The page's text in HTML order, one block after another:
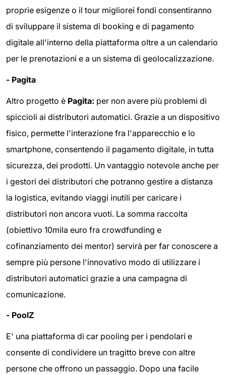
proprie esigenze o il tour migliorei fondi consentiranno
di sviluppare il sistema di booking e di pagamento
digitale all'interno della piattaforma oltre a un calendario
per le prenotazioni e a un sistema di geolocalizzazione.
- Pagita
Altro progetto è Pagita: per non avere più problemi di
spiccioli ai distributori automatici. Grazie a un dispositivo
fisico, permette l'interazione fra l'apparecchio e lo
smartphone, consentendo il pagamento digitale, in tutta
sicurezza, dei prodotti. Un vantaggio notevole anche per
i gestori dei distributori che potranno gestire a distanza
la logistica, evitando viaggi inutili per caricare i
distributori non ancora vuoti. La somma raccolta
(obiettivo 10mila euro fra crowdfunding e
cofinanziamento dei mentor) servirà per far conoscere a
sempre più persone l'innovativo modo di utilizzare i
distributori automatici grazie a una campagna di
comunicazione.
- PoolZ
E' una piattaforma di car pooling per i pendolari e
consente di condividere un tragitto breve con altre
persone che offrono un passaggio. Dopo una facile